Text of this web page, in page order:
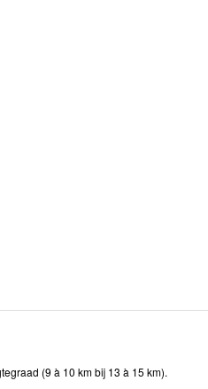
(9 à 10 km bij 13 à 15 km).